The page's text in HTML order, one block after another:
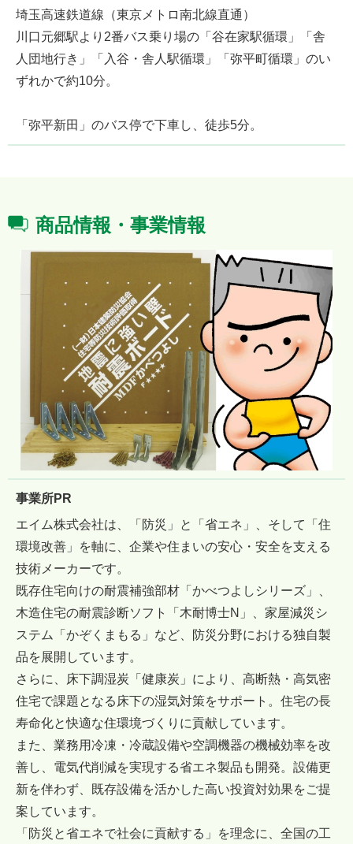
埼玉高速鉄道線（東京メトロ南北線直通）
川口元郷駅より2番バス乗り場の「谷在家駅循環」「舎
人団地行き」「入谷・舎人駅循環」「弥平町循環」のい
ずれかで約10分。
「弥平新田」のバス停で下車し、徒歩5分。
商品情報・事業情報
事業所PR
エイム株式会社は、「防災」と「省エネ」、そして「住
環境改善」を軸に、企業や住まいの安心・安全を支える
技術メーカーです。
既存住宅向けの耐震補強部材「かべつよしシリーズ」、
木造住宅の耐震診断ソフト「木耐博士N」、家屋減災シ
ステム「かぞくまもる」など、防災分野における独自製
品を展開しています。
さらに、床下調湿炭「健康炭」により、高断熱・高気密
住宅で課題となる床下の湿気対策をサポート。住宅の長
寿命化と快適な住環境づくりに貢献しています。
また、業務用冷凍・冷蔵設備や空調機器の機械効率を改
善し、電気代削減を実現する省エネ製品も開発。設備更
新を伴わず、既存設備を活かした高い投資対効果をご提
案しています。
「防災と省エネで社会に貢献する」を理念に、全国の工